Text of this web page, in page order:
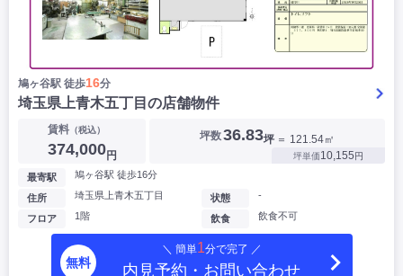
鳩ヶ谷駅 徒歩16分
埼玉県上青木五丁目の店舗物件
賃料（税込）
374,000円
坪数36.83坪 ＝ 121.54㎡
坪単価10,155円
最寄駅 鳩ヶ谷駅 徒歩16分
住所 埼玉県上青木五丁目
フロア 1階
状態 -
飲食 飲食不可
無料
＼ 簡単1分で完了 ／
内見予約・お問い合わせ